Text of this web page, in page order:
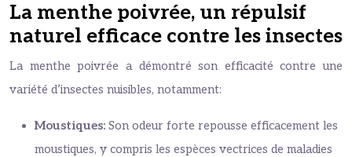
La menthe poivrée, un répulsif
naturel efficace contre les insectes
La menthe poivrée a démontré son efficacité contre une
variété d’insectes nuisibles, notamment:
Moustiques: Son odeur forte repousse efficacement les
moustiques, y compris les espèces vectrices de maladies